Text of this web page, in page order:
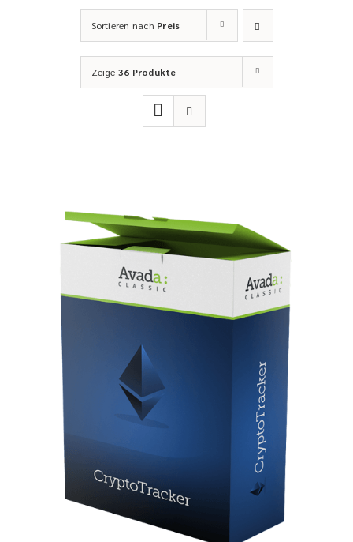
Sortieren nach Preis
Zeige 36 Produkte